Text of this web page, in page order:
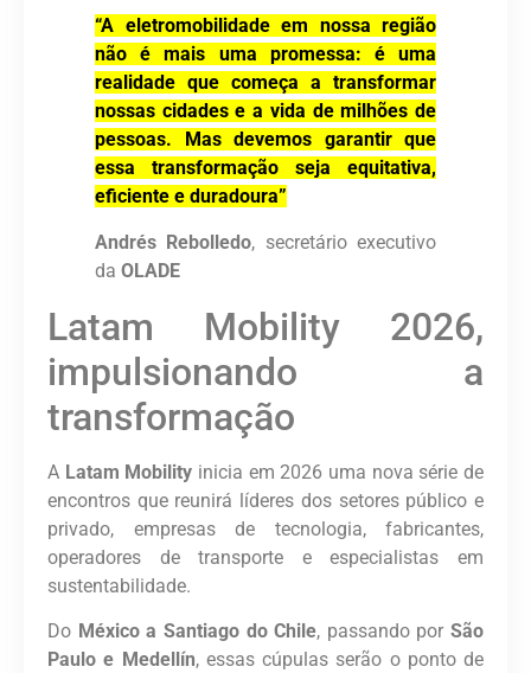
“A eletromobilidade em nossa região
não é mais uma promessa: é uma
realidade que começa a transformar
nossas cidades e a vida de milhões de
pessoas. Mas devemos garantir que
essa transformação seja equitativa,
eficiente e duradoura”
Andrés Rebolledo, secretário executivo
da OLADE
Latam Mobility 2026,
impulsionando a
transformação
A Latam Mobility inicia em 2026 uma nova série de
encontros que reunirá líderes dos setores público e
privado, empresas de tecnologia, fabricantes,
operadores de transporte e especialistas em
sustentabilidade.
Do México a Santiago do Chile, passando por São
Paulo e Medellín, essas cúpulas serão o ponto de